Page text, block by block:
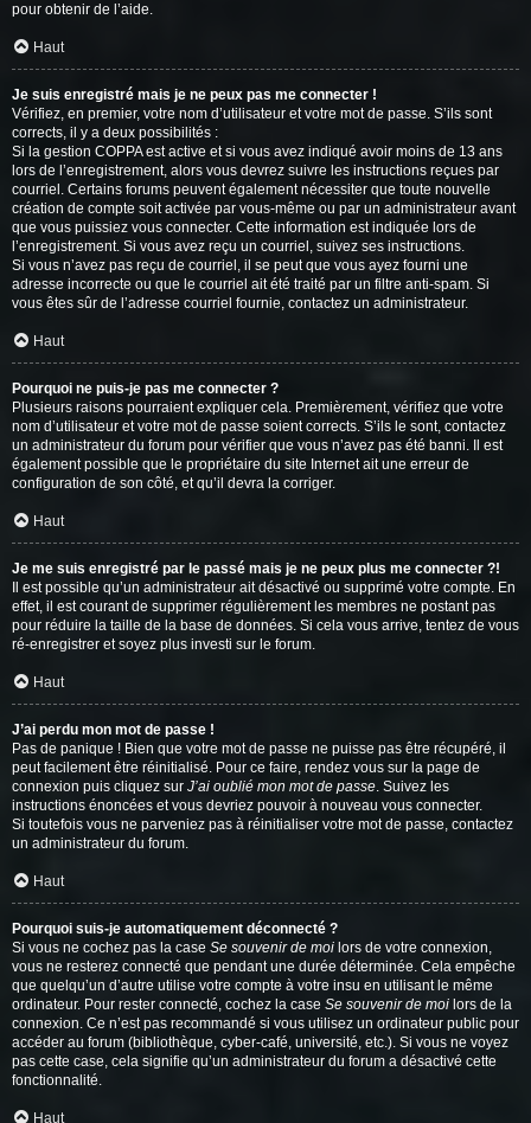
pour obtenir de l’aide.
Haut
Je suis enregistré mais je ne peux pas me connecter !
Vérifiez, en premier, votre nom d’utilisateur et votre mot de passe. S’ils sont
corrects, il y a deux possibilités :
Si la gestion COPPA est active et si vous avez indiqué avoir moins de 13 ans
lors de l’enregistrement, alors vous devrez suivre les instructions reçues par
courriel. Certains forums peuvent également nécessiter que toute nouvelle
création de compte soit activée par vous-même ou par un administrateur avant
que vous puissiez vous connecter. Cette information est indiquée lors de
l’enregistrement. Si vous avez reçu un courriel, suivez ses instructions.
Si vous n’avez pas reçu de courriel, il se peut que vous ayez fourni une
adresse incorrecte ou que le courriel ait été traité par un filtre anti-spam. Si
vous êtes sûr de l’adresse courriel fournie, contactez un administrateur.
Haut
Pourquoi ne puis-je pas me connecter ?
Plusieurs raisons pourraient expliquer cela. Premièrement, vérifiez que votre
nom d’utilisateur et votre mot de passe soient corrects. S’ils le sont, contactez
un administrateur du forum pour vérifier que vous n’avez pas été banni. Il est
également possible que le propriétaire du site Internet ait une erreur de
configuration de son côté, et qu’il devra la corriger.
Haut
Je me suis enregistré par le passé mais je ne peux plus me connecter ?!
Il est possible qu’un administrateur ait désactivé ou supprimé votre compte. En
effet, il est courant de supprimer régulièrement les membres ne postant pas
pour réduire la taille de la base de données. Si cela vous arrive, tentez de vous
ré-enregistrer et soyez plus investi sur le forum.
Haut
J’ai perdu mon mot de passe !
Pas de panique ! Bien que votre mot de passe ne puisse pas être récupéré, il
peut facilement être réinitialisé. Pour ce faire, rendez vous sur la page de
connexion puis cliquez sur J’ai oublié mon mot de passe. Suivez les
instructions énoncées et vous devriez pouvoir à nouveau vous connecter.
Si toutefois vous ne parveniez pas à réinitialiser votre mot de passe, contactez
un administrateur du forum.
Haut
Pourquoi suis-je automatiquement déconnecté ?
Si vous ne cochez pas la case Se souvenir de moi lors de votre connexion,
vous ne resterez connecté que pendant une durée déterminée. Cela empêche
que quelqu’un d’autre utilise votre compte à votre insu en utilisant le même
ordinateur. Pour rester connecté, cochez la case Se souvenir de moi lors de la
connexion. Ce n’est pas recommandé si vous utilisez un ordinateur public pour
accéder au forum (bibliothèque, cyber-café, université, etc.). Si vous ne voyez
pas cette case, cela signifie qu’un administrateur du forum a désactivé cette
fonctionnalité.
Haut